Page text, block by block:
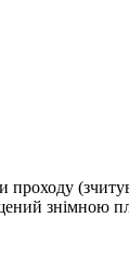
знімною